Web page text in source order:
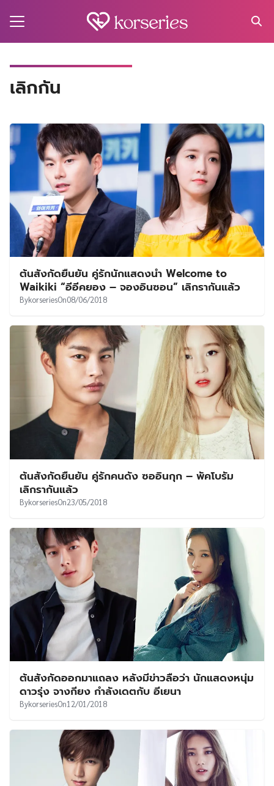
เลิกกัน
ต้นสังกัดยืนยัน คู่รักนักแสดงนำ ​Welcome to
Waikiki “อีอีคยอง – จองอินซอน” เลิกรากันแล้ว
BykorseriesOn08/06/2018
ต้นสังกัดยืนยัน คู่รักคนดัง ซออินกุก – พัคโบรัม
เลิกรากันแล้ว
BykorseriesOn23/05/2018
ต้นสังกัดออกมาแถลง หลังมีข่าวลือว่า นักแสดงหนุ่ม
ดาวรุ่ง จางกียง กำลังเดตกับ อีเยนา
BykorseriesOn12/01/2018